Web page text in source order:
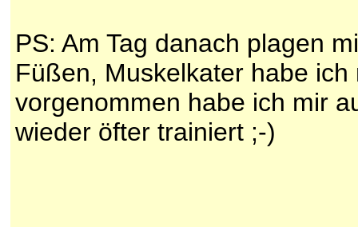
PS: Am Tag danach plagen
Füßen, Muskelkater habe
vorgenommen habe ich mir
wieder öfter trainiert ;-)